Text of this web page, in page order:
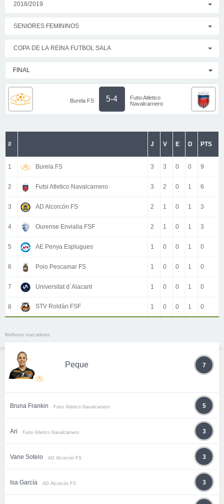
2018/2019
SENIORES FEMININOS
COPA DE LA REINA FUTBOL SALA
FINAL
Burela FS 5-4
Futsi Atletico
Navalcarnero
# J V E D PTS
1 Burela FS 3 3 0 0 9
2 Futsi Atletico Navalcarnero 3 2 0 1 6
3 AD Alcorcón FS 2 1 0 1 3
4 Ourense Envialia FSF 2 1 0 1 3
5 AE Penya Esplugues 1 0 0 1 0
6 Poio Pescamar FS 1 0 0 1 0
7 Universitat d´Alacant 1 0 0 1 0
8 STV Roldán FSF 1 0 0 1 0
Melhores marcadores
Peque 7
Bruna Frankin Futsi Atletico Navalcarnero 5
Ari Futsi Atletico Navalcarnero 3
Vane Sotelo AD Alcorcón FS 3
Isa García AD Alcorcón FS 3